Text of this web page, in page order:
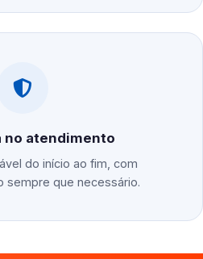
no atendimento
do início ao fim, com
sempre que necessário.